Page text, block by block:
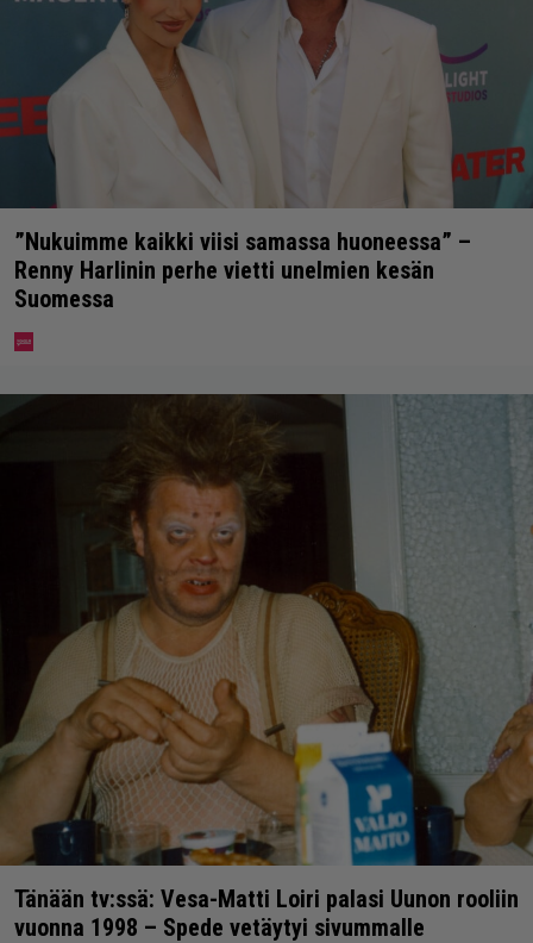
”Nukuimme kaikki viisi samassa huoneessa” –
Renny Harlinin perhe vietti unelmien kesän
Suomessa
Tänään tv:ssä: Vesa-Matti Loiri palasi Uunon rooliin
vuonna 1998 – Spede vetäytyi sivummalle